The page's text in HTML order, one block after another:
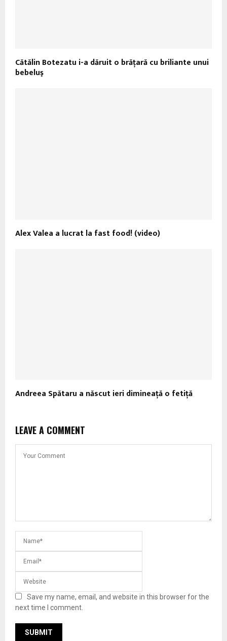
Cătălin Botezatu i-a dăruit o brăţară cu briliante unui
bebeluş
Alex Valea a lucrat la fast food! (video)
Andreea Spătaru a născut ieri dimineaţă o fetiţă
LEAVE A COMMENT
Save my name, email, and website in this browser for the
next time I comment.